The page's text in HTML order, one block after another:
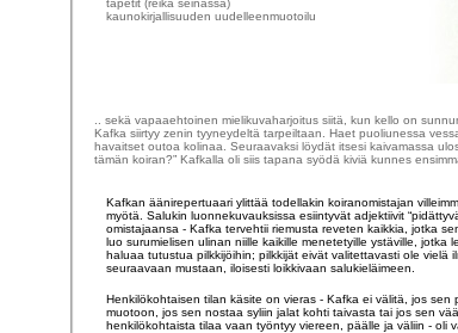
tapetit (reikä seinässä)
kaunokirjallisuuden uudelleenmuotoilu
.. sekä vapaaehtoinen mielikuvaharjoitus siitä, kun kello on
Kafka siirtyy zenin tyyneydeltä tarpeiltaan. Haet puoliunessa
havaitset outoa kolinaa. Seuraavaksi löydät itsesi kaivamassa
tämän koiran?” Kafkalla oli siis tapana syödä kiviä kunnes
Kafkan äänirepertuaari ylittää todellakin koiranomistajan
myötä. Salukin luonnekuvauksissa esiintyvät adjektiivit
omistajaansa - Kafka tervehtii riemusta reveten kaikkia, jotka
luo surumielisen ulinan niille kaikille menetetyille ystäville,
haluaa tutustua pilkkijöihin; pilkkijät eivät valitettavasti ole
seuraavaan mustaan, iloisesti loikkivaan salukieläimeen.
Henkilökohtaisen tilan käsite on vieras - Kafka ei välitä, jos
muotoon, jos sen nostaa syliin jalat kohti taivasta tai jos sen
henkilökohtaista tilaa vaan työntyy viereen, päälle ja väliin - oli